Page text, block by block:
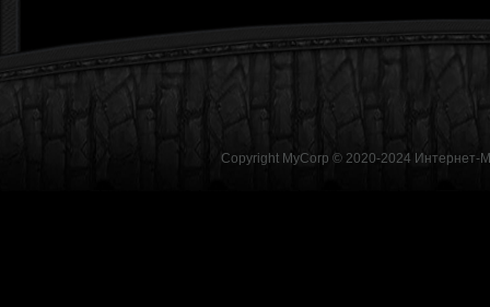
Copyright MyCorp © 2020-2024 Интернет-